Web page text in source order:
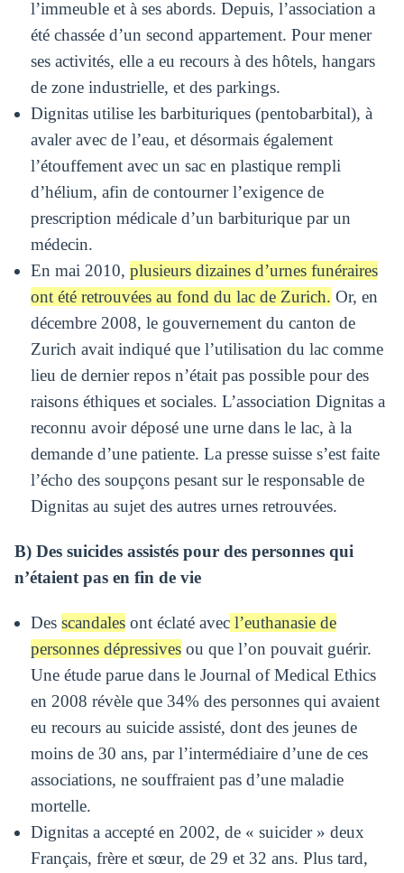
l’immeuble et à ses abords. Depuis, l’association a
été chassée d’un second appartement. Pour mener
ses activités, elle a eu recours à des hôtels, hangars
de zone industrielle, et des parkings.
Dignitas utilise les barbituriques (pentobarbital), à
avaler avec de l’eau, et désormais également
l’étouffement avec un sac en plastique rempli
d’hélium, afin de contourner l’exigence de
prescription médicale d’un barbiturique par un
médecin.
En mai 2010, plusieurs dizaines d’urnes funéraires
ont été retrouvées au fond du lac de Zurich. Or, en
décembre 2008, le gouvernement du canton de
Zurich avait indiqué que l’utilisation du lac comme
lieu de dernier repos n’était pas possible pour des
raisons éthiques et sociales. L’association Dignitas a
reconnu avoir déposé une urne dans le lac, à la
demande d’une patiente. La presse suisse s’est faite
l’écho des soupçons pesant sur le responsable de
Dignitas au sujet des autres urnes retrouvées.
B) Des suicides assistés pour des personnes qui
n’étaient pas en fin de vie
Des scandalesont éclaté avecl’euthanasie de
personnes dépressivesou que l’on pouvait guérir.
Une étude parue dans le Journal of Medical Ethics
en 2008 révèle que 34% des personnes qui avaient
eu recours au suicide assisté, dont des jeunes de
moins de 30 ans, par l’intermédiaire d’une de ces
associations, ne souffraient pas d’une maladie
mortelle.
Dignitas a accepté en 2002, de « suicider » deux
Français, frère et sœur, de 29 et 32 ans. Plus tard,